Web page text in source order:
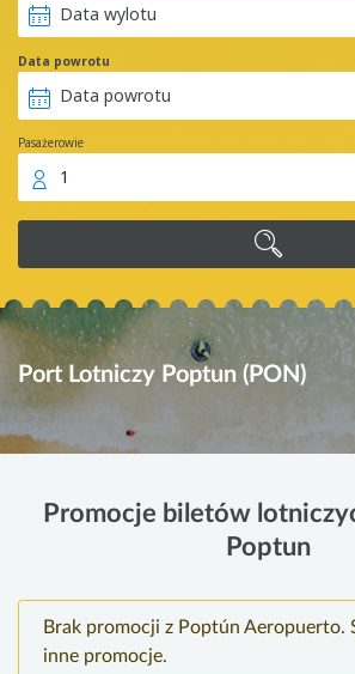
Data powrotu
Pasażerowie
1
Port Lotniczy Poptun (PON)
Promocje biletów
Poptun
Brak promocji z Poptún Aeropuerto.
inne promocje.